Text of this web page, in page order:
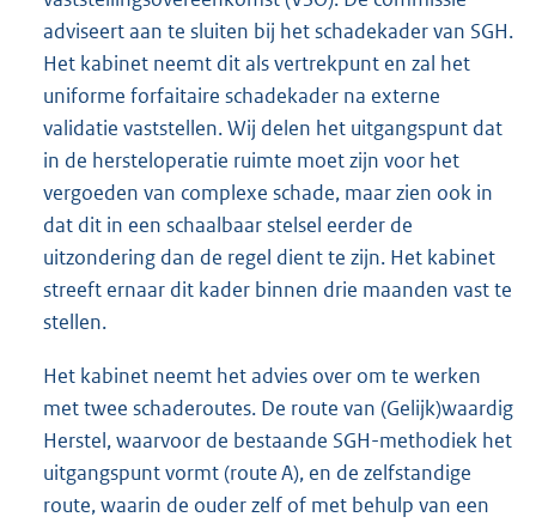
adviseert aan te sluiten bij het schadekader van SGH.
Het kabinet neemt dit als vertrekpunt en zal het
uniforme forfaitaire schadekader na externe
validatie vaststellen. Wij delen het uitgangspunt dat
in de hersteloperatie ruimte moet zijn voor het
vergoeden van complexe schade, maar zien ook in
dat dit in een schaalbaar stelsel eerder de
uitzondering dan de regel dient te zijn. Het kabinet
streeft ernaar dit kader binnen drie maanden vast te
stellen.
Het kabinet neemt het advies over om te werken
met twee schaderoutes. De route van (Gelijk)waardig
Herstel, waarvoor de bestaande SGH-methodiek het
uitgangspunt vormt (route A), en de zelfstandige
route, waarin de ouder zelf of met behulp van een